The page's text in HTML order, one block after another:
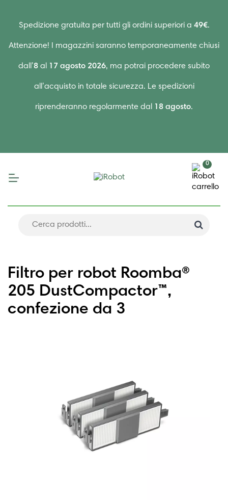
Spedizione gratuita per tutti gli ordini superiori a 49€.
Attenzione! I magazzini saranno temporaneamente chiusi
dall’8 al 17 agosto 2026, ma potrai procedere subito
all’acquisto in totale sicurezza. Le spedizioni
riprenderanno regolarmente dal 18 agosto.
0
Filtro per robot Roomba®
205 DustCompactor™,
confezione da 3